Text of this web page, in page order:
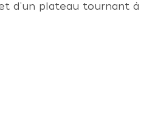
d'un plateau tournant